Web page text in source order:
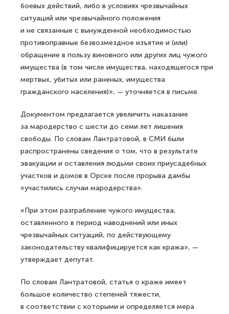
боевых действий, либо в условиях чрезвычайных
ситуаций или чрезвычайного положения
и не связанные с вынужденной необходимостью
противоправные безвозмездное изъятие и (или)
обращение в пользу виновного или других лиц чужого
имущества (в том числе имущества, находящегося при
мертвых, убитых или раненых, имущества
гражданского населения)», — уточняется в письме.
Документом предлагается увеличить наказание
за мародерство с шести до семи лет лишения
свободы. По словам Лантратовой, в СМИ были
распространены сведения о том, что в результате
эвакуации и оставления людьми своих приусадебных
участков и домов в Орске после прорыва дамбы
«участились случаи мародерства».
«При этом разграбление чужого имущества,
оставленного в период наводнений или иных
чрезвычайных ситуаций, по действующему
законодательству квалифицируется как кража», —
утверждает депутат.
По словам Лантратовой, статья о краже имеет
большое количество степеней тяжести,
в соответствии с которыми и определяется мера